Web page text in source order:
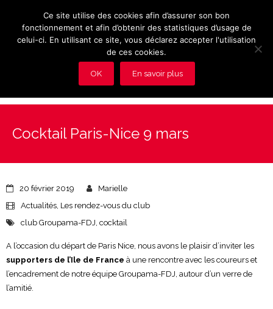
Vidéos
Adhérez au Club
Cocktail Paris-Nice 9 mars
20 février 2019
Marielle
Actualités, Les rendez-vous du club
club Groupama-FDJ, cocktail
A l’occasion du départ de Paris Nice, nous avons le plaisir d’inviter les
supporters de l’Ile de France à une rencontre avec les coureurs et
l’encadrement de notre équipe Groupama-FDJ, autour d’un verre de
l’amitié.
Ce site utilise des cookies afin d’assurer son bon
fonctionnement et afin d’obtenir des statistiques d’usage de
celui-ci. En utilisant ce site, vous déclarez accepter l'utilisation
de ces cookies.
OK En savoir plus